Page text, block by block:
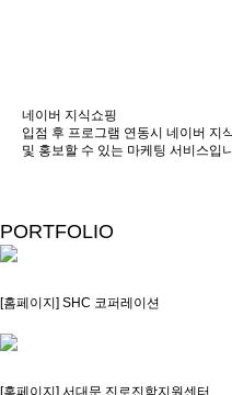
네이버 지식쇼핑
입점 후 프로그램 연동시 네이버 지
및 홍보할 수 있는 마케팅 서비스입
PORTFOLIO
[홈페이지] SHC 코퍼레이션